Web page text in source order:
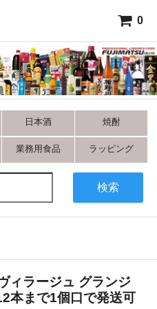
0
日本酒 焼酎
業務用食品 ラッピング
検索
ィラージュ グランジ
本まで1個口で発送可